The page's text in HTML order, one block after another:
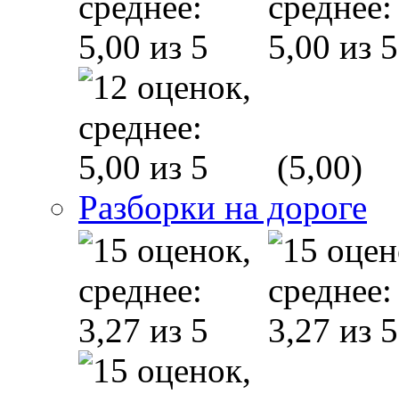
(5,00)
Разборки на дороге